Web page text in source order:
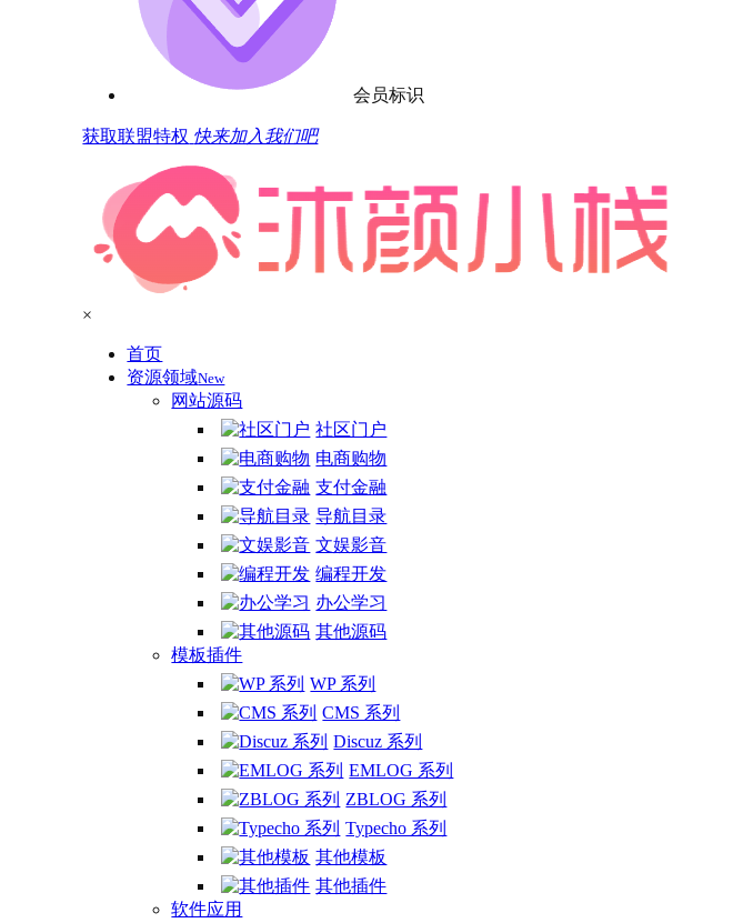
会员标识
获取联盟特权 快来加入我们吧
×
首页
资源领域New
网站源码
社区门户
电商购物
支付金融
导航目录
文娱影音
编程开发
办公学习
其他源码
模板插件
WP 系列
CMS 系列
Discuz 系列
EMLOG 系列
ZBLOG 系列
Typecho 系列
其他模板
其他插件
软件应用